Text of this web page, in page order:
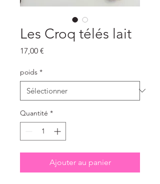
Les Croq télés lait
17,00 €
poids *
Quantité *
Ajouter au panier